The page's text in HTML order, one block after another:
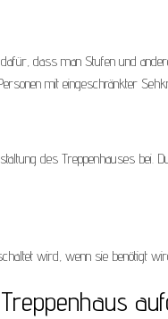
dass man Stufen und
mit eingeschränkter
des Treppenhauses bei.
wird, wenn sie benötigt